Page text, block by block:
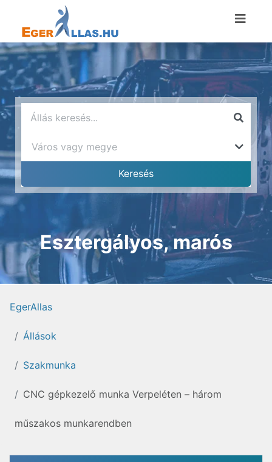
Esztergályos, marós
EgerAllas
Állások
Szakmunka
CNC gépkezelő munka Verpeléten – három
műszakos munkarendben